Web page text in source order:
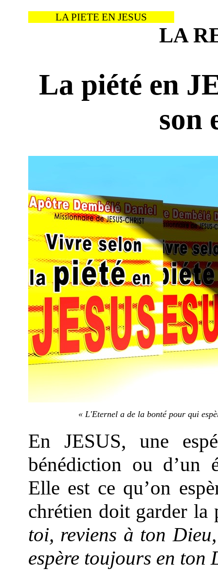
LA PIETE EN JESUS
LA
La piété en
son
« L'Eternel a de la bonté pour qui
En JESUS, une
bénédiction ou d’un
Elle est ce qu’on
chrétien doit garder
toi, reviens à ton
espère toujours en ton